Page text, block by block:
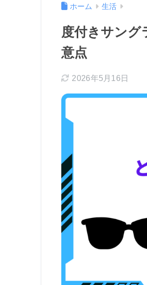
ホーム 生活
度付きサング
意点
2026年5月16日